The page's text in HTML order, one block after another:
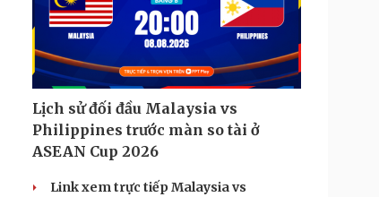
Lịch sử đối đầu Malaysia vs
Philippines trước màn so tài ở
ASEAN Cup 2026
Link xem trực tiếp Malaysia vs